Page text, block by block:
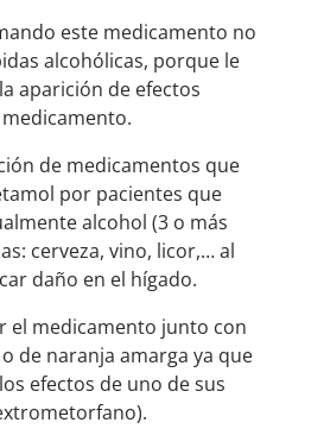
este medicamento no
alcohólicas, porque le
aparición de efectos
de medicamentos que
por pacientes que
alcohol (3 o más
cerveza, vino, licor,… al
daño en el hígado.
el medicamento junto con
de naranja amarga ya que
efectos de uno de sus